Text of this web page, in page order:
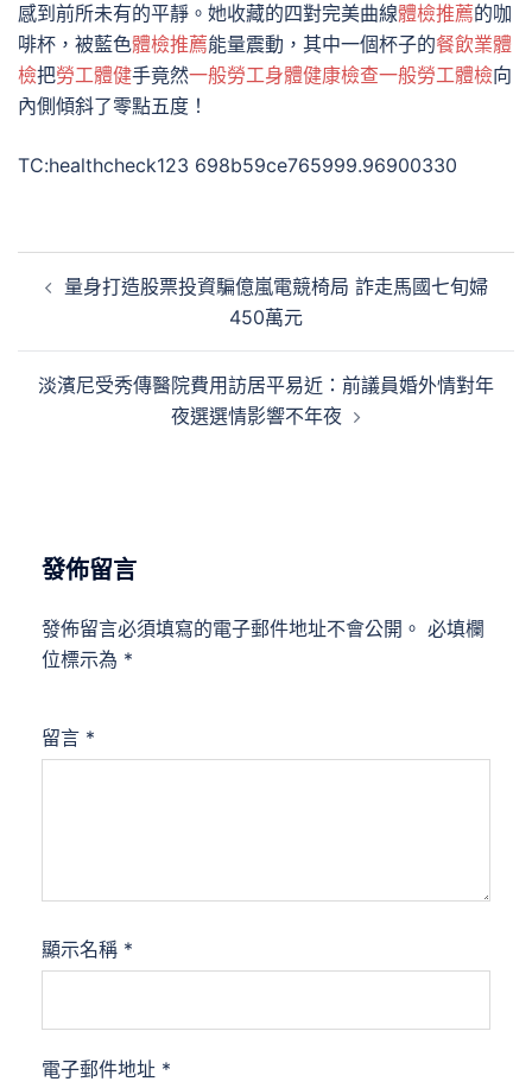
感到前所未有的平靜。她收藏的四對完美曲線體檢推薦的咖
啡杯，被藍色體檢推薦能量震動，其中一個杯子的餐飲業體
檢把勞工體健手竟然一般勞工身體健康檢查一般勞工體檢向
內側傾斜了零點五度！
TC:healthcheck123 698b59ce765999.96900330
量身打造股票投資騙億嵐電競椅局 詐走馬國七旬婦
450萬元
淡濱尼受秀傳醫院費用訪居平易近：前議員婚外情對年
夜選選情影響不年夜
發佈留言
發佈留言必須填寫的電子郵件地址不會公開。 必填欄
位標示為 *
留言 *
顯示名稱 *
電子郵件地址 *